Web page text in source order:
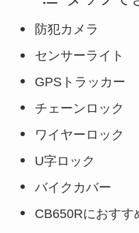
防犯カメラ
センサーライト
GPSトラッカー
チェーンロック
ワイヤーロック
U字ロック
バイクカバー
CB650Rにおすす